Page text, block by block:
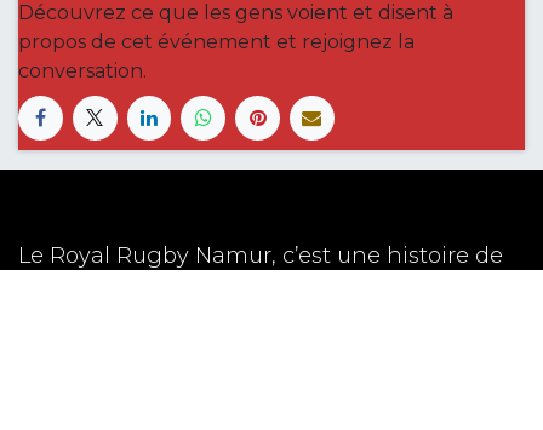
Découvrez ce que les gens voient et disent à
propos de cet événement et rejoignez la
conversation.
Le Royal Rugby Namur, c’est une histoire de